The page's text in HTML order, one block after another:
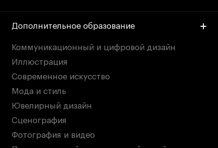
Дополнительное образование
Коммуникационный и цифровой дизайн
Иллюстрация
Современное искусство
Мода и стиль
Ювелирный дизайн
Сценография
Фотография и видео